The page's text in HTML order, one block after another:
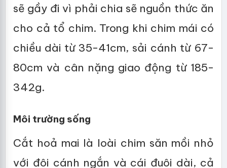
sẽ gầy đi vì phải chia sẽ nguồn thức ăn
cho cả tổ chim. Trong khi chim mái có
chiều dài từ 35-41cm, sải cánh từ 67-
80cm và cân nặng giao động từ 185-
342g.
Môi trường sống
Cắt hoả mai là loài chim săn mồi nhỏ
với đôi cánh ngắn và cái đuôi dài, cả